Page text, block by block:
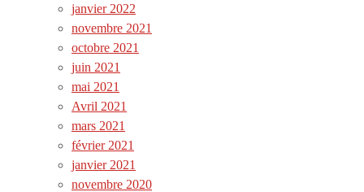
janvier 2022
novembre 2021
octobre 2021
juin 2021
mai 2021
Avril 2021
mars 2021
février 2021
janvier 2021
novembre 2020